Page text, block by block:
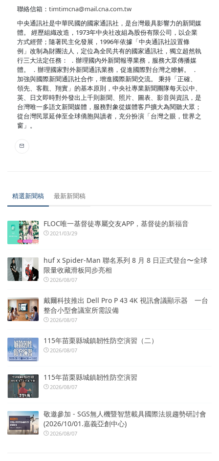
聯絡信箱： timtimcna@mail.cna.com.tw
中央通訊社是中華民國的國家通訊社，是台灣最具影響力的新聞媒
體。 經歷組織改造，1973年中央社改組為股份有限公司，以企業
方式經營；隨著民主化發展，1996年依據「中央通訊社設置條
例」改制為財團法人，定位為全民共有的國家通訊社，獨立超然執
行三大法定任務： ．辦理國內外新聞報導業務，服務大眾傳播媒
體。 ．辦理國家對外新聞通訊業務，促進國際對台灣之瞭解。 ．
加強與國際新聞通訊社合作，增進國際新聞交流。 秉持「正確、
領先、客觀、翔實」的基本原則，中央社專業新聞團隊每天以中、
英、日文即時對外發出上千則新聞、照片、圖表、影音與資訊，是
台灣唯一多語文新聞媒體，服務對象從媒體客戶擴大為閱聽大眾；
從台灣民眾延伸至全球僑胞與讀者，充分扮演「台灣之眼，世界之
窗」。
精選新聞稿 最新新聞稿
FLOC唯一基督徒專屬交友APP，基督徒的新福音
2021/03/29
huf x Spider-Man 聯名系列 8 月 8 日正式登台〜全球
限量收藏滑板同步亮相
2026/08/07
戴爾科技推出 Dell Pro P 43 4K 視訊會議顯示器 一台
整合小型會議室所需設備
2026/08/07
115年苗栗縣城鎮韌性防空演習（二）
2026/08/07
115年苗栗縣城鎮韌性防空演習
2026/08/07
敬邀參加 - SGS無人機暨智慧載具國際法規趨勢研討會
(2026/10/01.嘉義亞創中心)
2026/08/07